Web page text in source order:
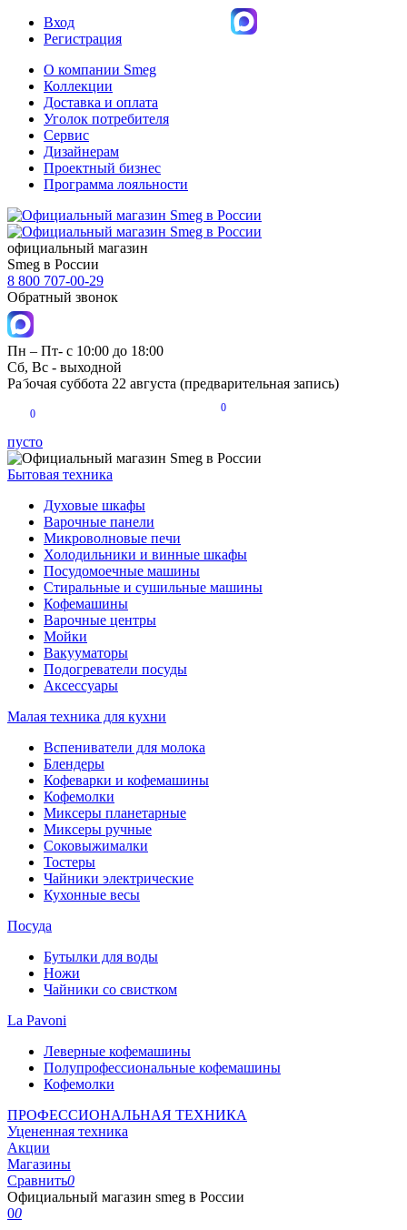
Вход
Регистрация
О компании Smeg
Коллекции
Доставка и оплата
Уголок потребителя
Сервис
Дизайнерам
Проектный бизнес
Программа лояльности
официальный магазин
Smeg в России
8 800 707-00-29
Обратный звонок
Пн – Пт- с 10:00 до 18:00
Сб, Вс - выходной
Рабочая суббота 22 августа (предварительная запись)
0
0
пусто
Бытовая техника
Духовые шкафы
Варочные панели
Микроволновые печи
Холодильники и винные шкафы
Посудомоечные машины
Стиральные и сушильные машины
Кофемашины
Варочные центры
Мойки
Вакууматоры
Подогреватели посуды
Аксессуары
Малая техника для кухни
Вспениватели для молока
Блендеры
Кофеварки и кофемашины
Кофемолки
Миксеры планетарные
Миксеры ручные
Соковыжималки
Тостеры
Чайники электрические
Кухонные весы
Посуда
Бутылки для воды
Ножи
Чайники со свистком
La Pavoni
Леверные кофемашины
Полупрофессиональные кофемашины
Кофемолки
ПРОФЕССИОНАЛЬНАЯ ТЕХНИКА
Уцененная техника
Акции
Магазины
Сравнить0
Официальный магазин smeg в России
00